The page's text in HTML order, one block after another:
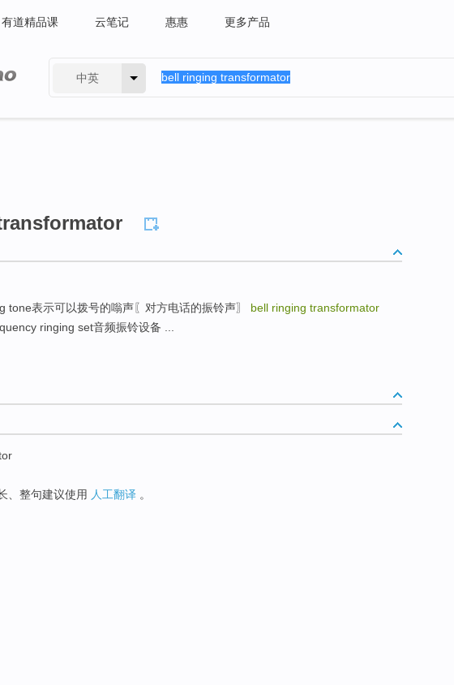
有道精品课 云笔记 惠惠 更多产品
中英
tone表示可以拨号的嗡声〖对方电话的振铃声〗 bell ringing transformator
ringing set音频振铃设备 ...
、整句建议使用 人工翻译 。